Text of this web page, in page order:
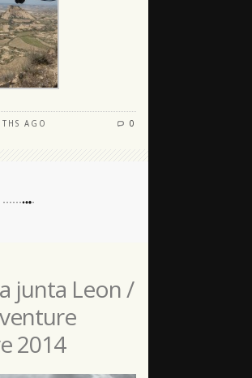
AGO 0
junta Leon /
2014